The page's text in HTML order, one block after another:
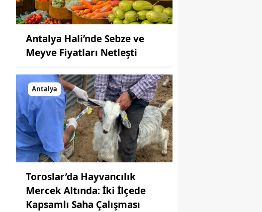
Antalya Hali’nde Sebze ve
Meyve Fiyatları Netleşti
Antalya
Toroslar’da Hayvancılık
Mercek Altında: İki İlçede
Kapsamlı Saha Çalışması